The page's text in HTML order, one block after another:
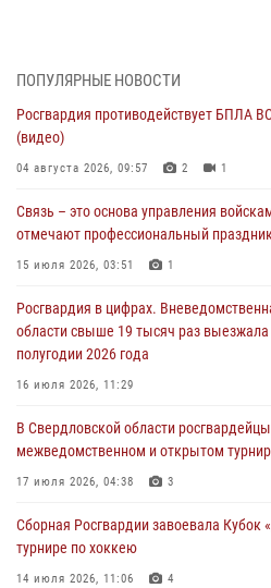
04 августа 2026, 09:57 2
Росгвардия приняла участие в
города в Екатеринбурге
03 августа 2026, 07:43 3
Росгвардия приняла участие в
антитеррористическом учении в
31 июля 2026, 12:27 1
Росгвардия обеспечивает
направлении
31 июля 2026, 06:56
рассказал об итогах работы
«Телекон»
30 июля 2026, 11:33 1
ПОПУЛЯРНЫЕ НОВОСТИ
Росгвардия противодействует БПЛА
(видео)
04 августа 2026, 09:57 2 1
Связь – это основа управления
отмечают профессиональный праздник
15 июля 2026, 03:51 1
Росгвардия в цифрах.
области свыше 19 тысяч раз выезжала
полугодии 2026 года
16 июля 2026, 11:29
В Свердловской области
межведомственном и открытом
17 июля 2026, 04:38 3
Сборная Росгвардии завоевала Кубок
турнире по хоккею
14 июля 2026, 11:06 4